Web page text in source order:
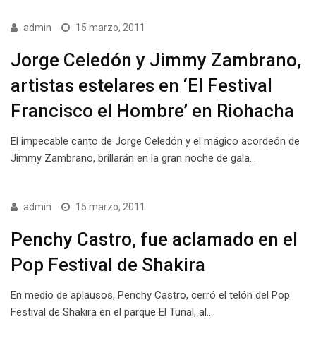
admin 15 marzo, 2011
Jorge Celedón y Jimmy Zambrano,
artistas estelares en ‘El Festival
Francisco el Hombre’ en Riohacha
El impecable canto de Jorge Celedón y el mágico acordeón de
Jimmy Zambrano, brillarán en la gran noche de gala…
admin 15 marzo, 2011
Penchy Castro, fue aclamado en el
Pop Festival de Shakira
En medio de aplausos, Penchy Castro, cerró el telón del Pop
Festival de Shakira en el parque El Tunal, al…